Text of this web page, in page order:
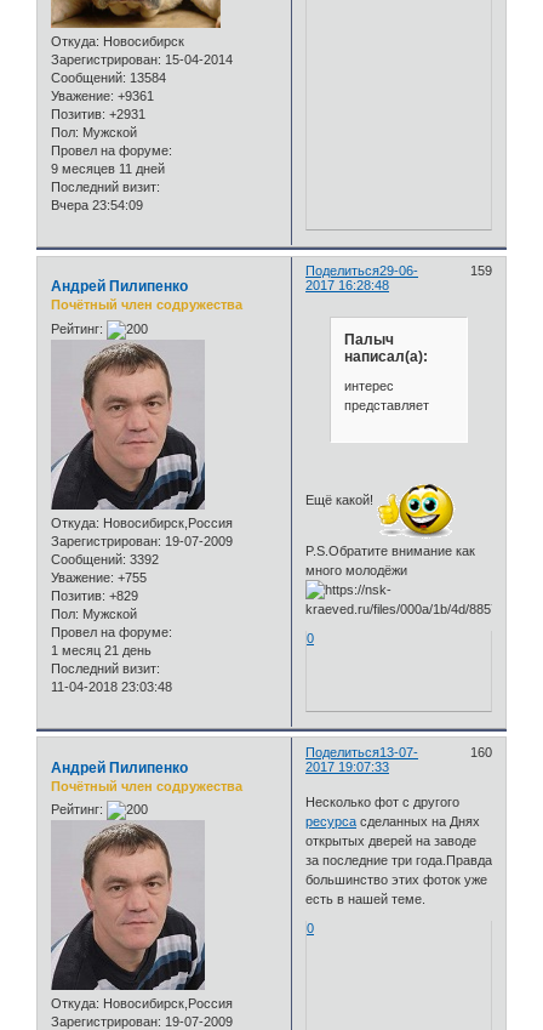
Откуда: Новосибирск
Зарегистрирован: 15-04-2014
Сообщений: 13584
Уважение: +9361
Позитив: +2931
Пол: Мужской
Провел на форуме:
9 месяцев 11 дней
Последний визит:
Вчера 23:54:09
Поделиться 159
29-06-
2017 16:28:48
Андрей Пилипенко
Почётный член содружества
Рейтинг:
Откуда: Новосибирск,Россия
Зарегистрирован: 19-07-2009
Сообщений: 3392
Уважение: +755
Позитив: +829
Пол: Мужской
Провел на форуме:
1 месяц 21 день
Последний визит:
11-04-2018 23:03:48
Палыч
написал(а):
интерес
представляет
Ещё какой!
P.S.Обратите внимание как
много молодёжи
0
Поделиться 160
13-07-
2017 19:07:33
Андрей Пилипенко
Почётный член содружества
Рейтинг:
Откуда: Новосибирск,Россия
Зарегистрирован: 19-07-2009
Несколько фот с другого
ресурса сделанных на Днях
открытых дверей на заводе
за последние три года.Правда
большинство этих фоток уже
есть в нашей теме.
0